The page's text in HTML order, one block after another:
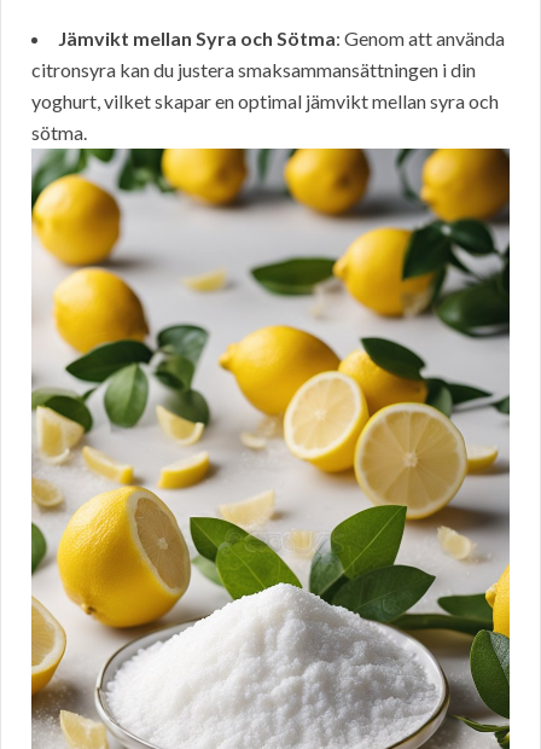
Jämvikt mellan Syra och Sötma: Genom att använda
citronsyra kan du justera smaksammansättningen i din
yoghurt, vilket skapar en optimal jämvikt mellan syra och
sötma.